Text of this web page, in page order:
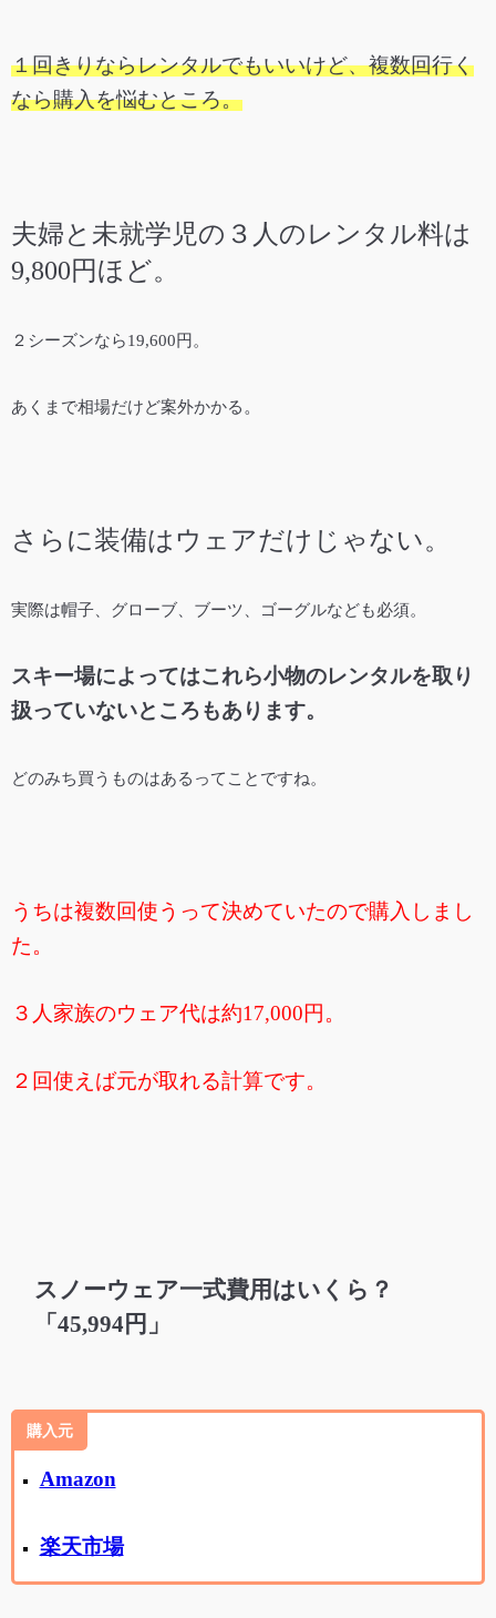
１回きりならレンタルでもいいけど、複数回行く
なら購入を悩むところ。
夫婦と未就学児の３人のレンタル料は
9,800円ほど。
２シーズンなら19,600円。
あくまで相場だけど案外かかる 。
さらに装備はウェアだけじゃない。
実際は帽子、グローブ、ブーツ、ゴーグルなども必須。
スキー場によってはこれら小物のレンタルを取り
扱っていないところもあります。
どのみち買うものはあるってことですね。
うちは複数回使うって決めていたので購入しまし
た。
３人家族のウェア代は約17,000円。
２回使えば元が取れる計算です。
スノーウェア一式費用はいくら？
「45,994円」
購入元
Amazon
楽天市場